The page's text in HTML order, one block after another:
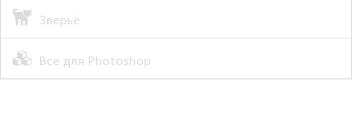
Зверьё
Все для Photoshop